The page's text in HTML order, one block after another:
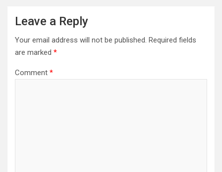
Leave a Reply
Your email address will not be published. Required fields
are marked *
Comment *